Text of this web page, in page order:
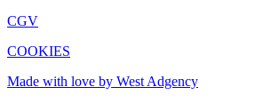
CGV
COOKIES
Made with love by West Adgency